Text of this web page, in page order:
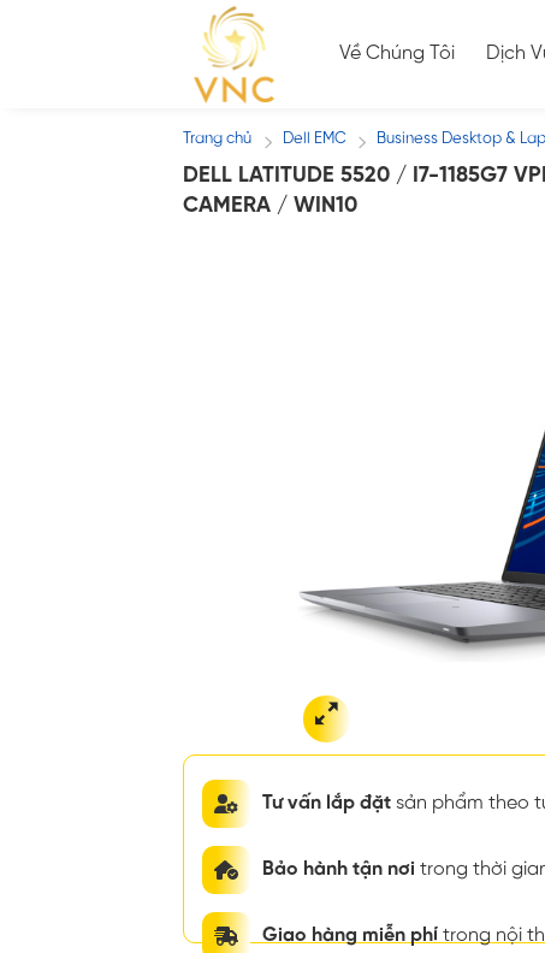
Về Chúng Tôi Dịch
Trang chủ / Dell EMC / Business Desktop &
DELL LATITUDE 5520 / I7-1185G7
CAMERA / WIN10
Tư vấn lắp đặt sản phẩm theo
Bảo hành tận nơi trong thời
Giao hàng miễn phí trong nội